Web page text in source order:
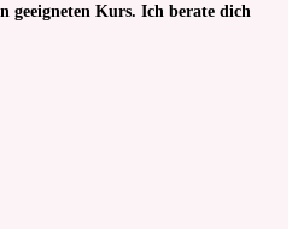
geeigneten Kurs. Ich berate dich